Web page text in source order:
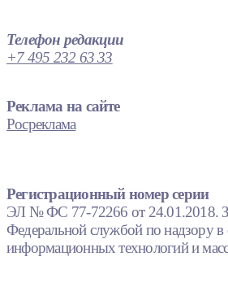
Телефон редакции
+7 495 232 63 33
Реклама на сайте
Росреклама
Регистрационный номер серии
ЭЛ № ФС 77-72266 от 24.01.2018.
Федеральной службой по надзору в
информационных технологий и